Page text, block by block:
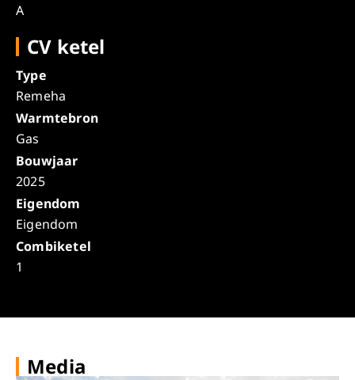
A
CV ketel
Type
Remeha
Warmtebron
Gas
Bouwjaar
2025
Eigendom
Eigendom
Combiketel
1
Media